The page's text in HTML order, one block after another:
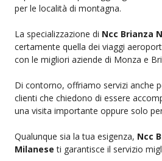
per le località di montagna.
La specializzazione di Ncc Brianza
certamente quella dei viaggi
con le migliori aziende di Monza e
Di contorno, offriamo servizi anche
clienti che chiedono di essere
una visita importante oppure solo
Qualunque sia la tua esigenza, Ncc
Milanese ti garantisce il servizio